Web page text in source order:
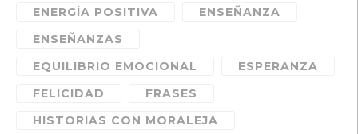
ENERGÍA POSITIVA
ENSEÑANZA
ENSEÑANZAS
EQUILIBRIO EMOCIONAL
ESPERANZA
FELICIDAD
FRASES
HISTORIAS CON MORALEJA